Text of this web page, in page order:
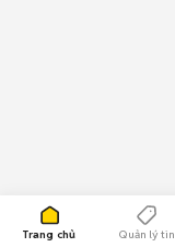
Trang chủ Quản lý tin